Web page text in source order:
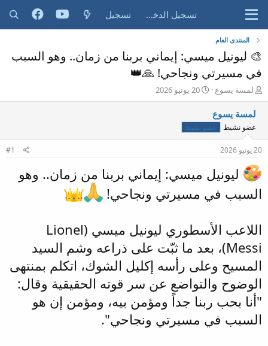
تسجيل الدخول تسجيل
المنتدى العام
🎨 ليونيل ميسي: إيماني بربنا من زمان.. وهو السبب
في مسيرتي ونجاحي! 🙏👑
ب
ا
د
ئ
ا
ل
م
و
ض
ع
لمسة يسوع
ت
ا
ي
خ
ا
د
20 يونيو 2026
لمسة يسوع
عضو نشيط عضو نشيط
20 يونيو 2026 #1
ليونيل ميسي: إيماني بربنا من زمان.. وهو
السبب في مسيرتي ونجاحي!
اللاعب الأسطوري ليونيل ميسي (Lionel
Messi)، بعد ما ثبّت على ذراعه وشم السيد
المسيح وعلى رأسه إكليل الشوك، اتكلم بمنتهى
الوضوح والتواضع عن سر قوته الحقيقية وقال:
"أنا بحب ربنا جداً ومؤمن بيه، ومؤمن إن هو
السبب في مسيرتي ونجاحي".